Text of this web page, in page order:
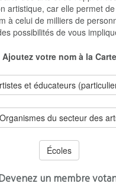
artistique, car elle permet
celui de milliers de
possibilités de vous
Ajoutez votre nom à la Carte
et éducateurs
Organismes du secteur des
Écoles
Devenez un membre